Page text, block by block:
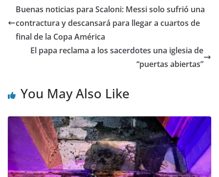
Buenas noticias para Scaloni: Messi solo sufrió una
contractura y descansará para llegar a cuartos de
final de la Copa América
El papa reclama a los sacerdotes una iglesia de
“puertas abiertas”
You May Also Like